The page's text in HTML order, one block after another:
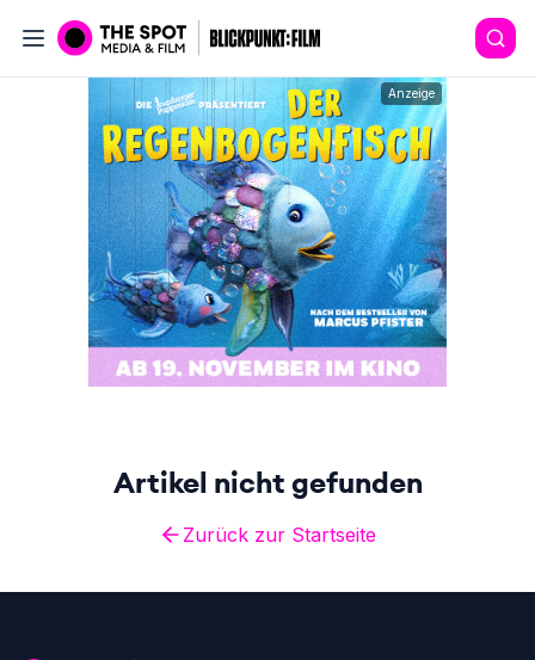
Anzeige
Artikel nicht gefunden
Zurück zur Startseite